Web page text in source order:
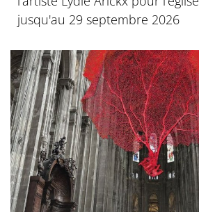
jusqu'au 29 septembre 2026